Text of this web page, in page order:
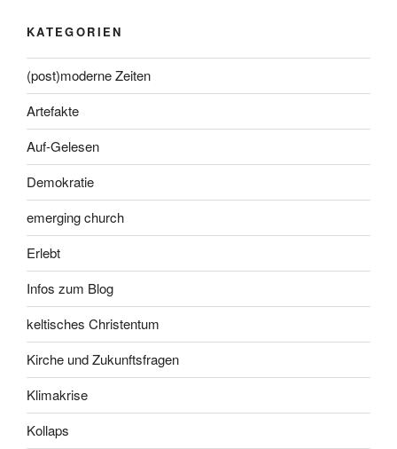
KATEGORIEN
(post)moderne Zeiten
Artefakte
Auf-Gelesen
Demokratie
emerging church
Erlebt
Infos zum Blog
keltisches Christentum
Kirche und Zukunftsfragen
Klimakrise
Kollaps